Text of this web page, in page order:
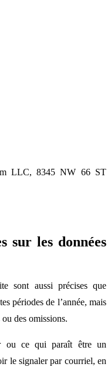
LLC, 8345 NW 66 ST
sur les données
sont aussi précises que
périodes de l’année, mais
des omissions.
ou ce qui paraît être un
le signaler par courriel, en